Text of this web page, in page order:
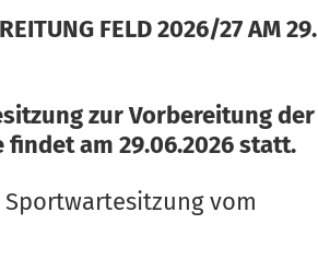
FELD 2026/27 AM 29.
zur Vorbereitung der
findet am 29.06.2026 statt.
vom